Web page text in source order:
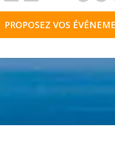
PROPOSEZ VOS